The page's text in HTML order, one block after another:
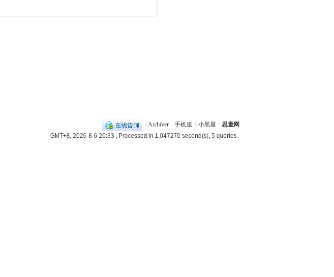
Archiver 手机版 小黑屋
思童网
GMT+8, 2026-8-6 20:33 , Processed in 1.047270 second(s), 5 queries .